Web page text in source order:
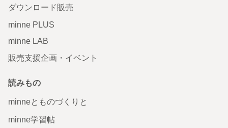
ダウンロード販売
minne PLUS
minne LAB
販売支援企画・イベント
読みもの
minneとものづくりと
minne学習帖